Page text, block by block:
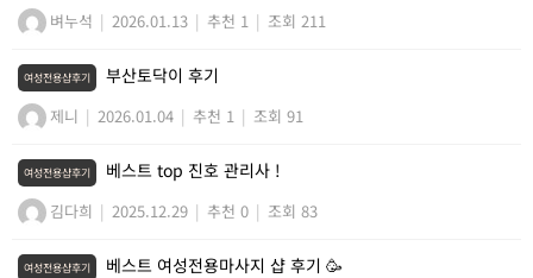
벼누석 | 2026.01.13 | 추천 1 | 조회 211
여성전용샵후기 부산토닥이 후기
제니 | 2026.01.04 | 추천 1 | 조회 91
여성전용샵후기 베스트 top 진호 관리사 !
김다희 | 2025.12.29 | 추천 0 | 조회 83
여성전용샵후기 베스트 여성전용마사지 샵 후기 🥳